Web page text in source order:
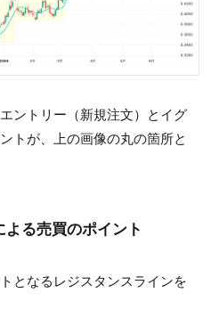
ントリー（新規注文）とイグ
トが、上の画像の丸の箇所と
る売買のポイント
となるレジスタンスラインを